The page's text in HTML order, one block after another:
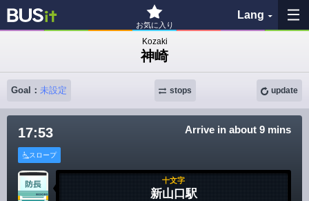
お気に入り
Lang
History
See the map
各バス会社リンク先
Kozaki
神崎
Goal： 未設定 update
stops
17:53 Arrive in about 9 mins
スロープ
十文字
新山口駅